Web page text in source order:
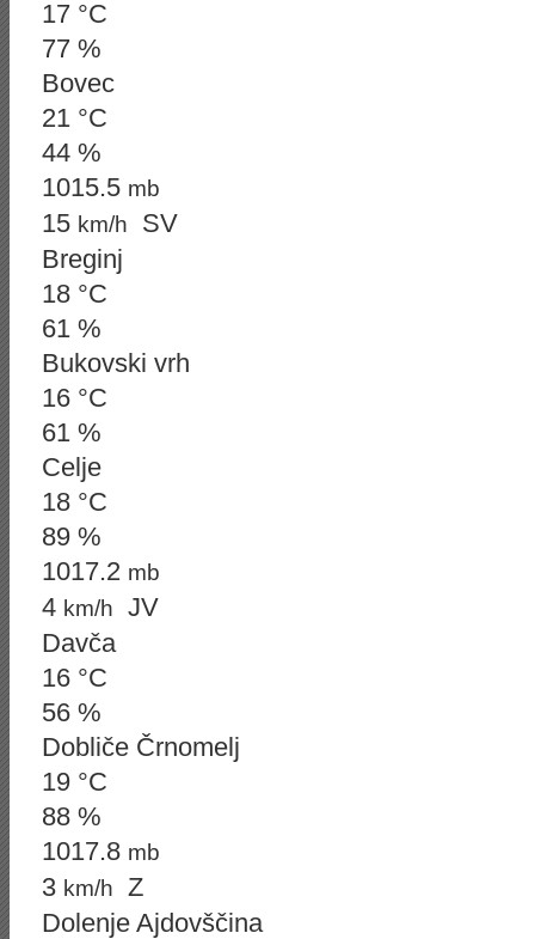
17 °C
77 %
Bovec
21 °C
44 %
1015.5 mb
15 km/h
SV
Breginj
18 °C
61 %
Bukovski vrh
16 °C
61 %
Celje
18 °C
89 %
1017.2 mb
4 km/h
JV
Davča
16 °C
56 %
Dobliče Črnomelj
19 °C
88 %
1017.8 mb
3 km/h
Z
Dolenje Ajdovščina